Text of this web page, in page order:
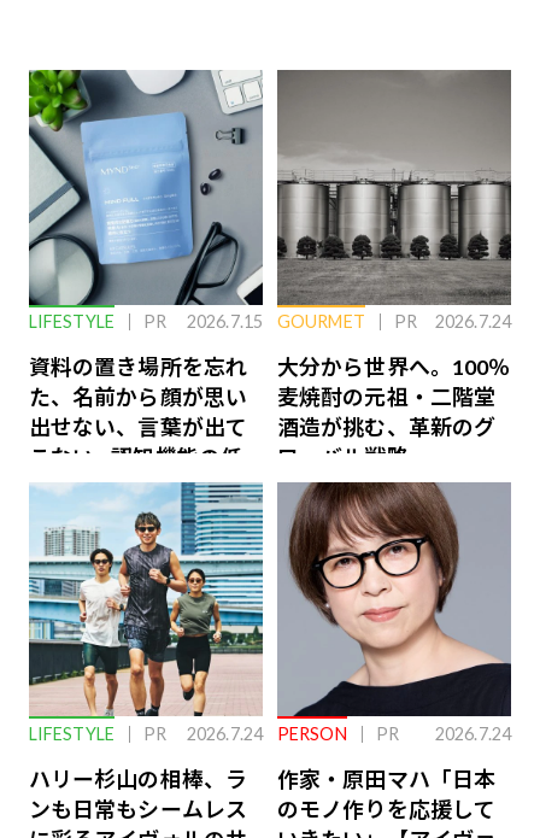
LIFESTYLE PR 2026.7.15
資料の置き場所を忘れ
た、名前から顔が思い
出せない、言葉が出て
こない…認知機能の低
下を救う、脳のインナ
ーケアとは
GOURMET PR 2026.7.24
大分から世界へ。100％
麦焼酎の元祖・二階堂
酒造が挑む、革新のグ
ローバル戦略
LIFESTYLE PR 2026.7.24
ハリー杉山の相棒、ラ
ンも日常もシームレス
PERSON PR 2026.7.24
作家・原田マハ「日本
のモノ作りを応援して